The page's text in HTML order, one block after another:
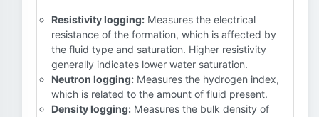
Resistivity logging: Measures the electrical
resistance of the formation, which is affected by
the fluid type and saturation. Higher resistivity
generally indicates lower water saturation.
Neutron logging: Measures the hydrogen index,
which is related to the amount of fluid present.
Density logging: Measures the bulk density of